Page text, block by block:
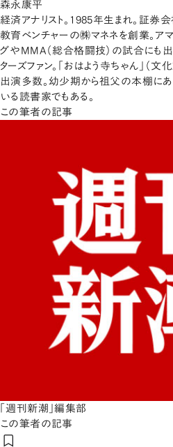
森永康平
経済アナリスト。1985年生まれ。証券
教育ベンチャーの㈱マネネを創業。ア
グやMMA（総合格闘技）の試合にも
ターズファン。「おはよう寺ちゃん」（文
出演多数。幼少期から祖父の本棚に
いる読書家でもある。
この筆者の記事
「週刊新潮」編集部
この筆者の記事